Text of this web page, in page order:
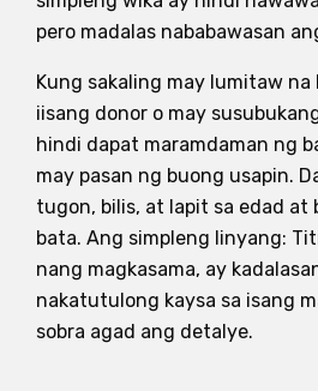
pero madalas nababawasan
Kung sakaling may lumitaw na
iisang donor o may
hindi dapat maramdaman ng
may pasan ng buong usapin.
tugon, bilis, at lapit sa edad at
bata. Ang simpleng linyang:
nang magkasama, ay
nakatutulong kaysa sa isang
sobra agad ang detalye.